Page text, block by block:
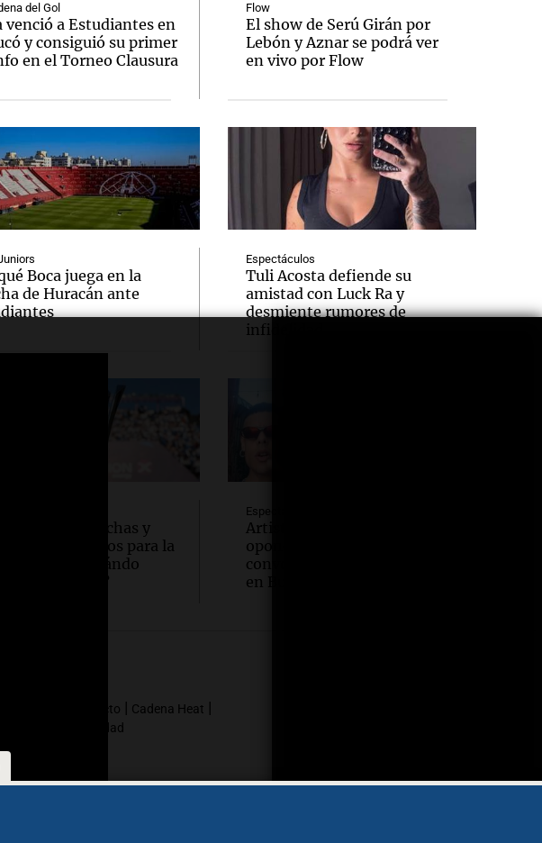
del Gol
venció a Estudiantes en
y consiguió su primer
en el Torneo Clausura
Boca juega en la
de Huracán ante
Argentina: Fechas y
confirmados para la
y octavos, ¿cuándo
los grandes?
Flow
El show de Serú Girán por
Lebón y Aznar se podrá ver
en vivo por Flow
Espectáculos
Tuli Acosta defiende su
amistad con Luck Ra y
desmiente rumores de
infidelidad
Espectáculos
Artistas y celebridades se
oponen a la Ley de Tierras y
convocan a una gran marcha
en Buenos Aires
Contacto | Cadena Heat |
Política de Privacidad